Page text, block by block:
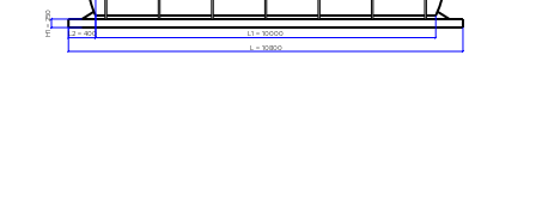
L = 10800
L2 = 400
H1 = 250 L1 = 10000